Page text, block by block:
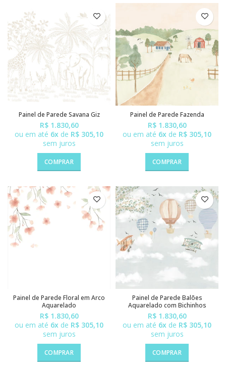
Painel de Parede Savana Giz
R$ 1.830,60
ou em até 6x de R$ 305,10
sem juros
COMPRAR
Painel de Parede Fazenda
R$ 1.830,60
ou em até 6x de R$ 305,10
sem juros
COMPRAR
Painel de Parede Floral em Arco
Aquarelado
R$ 1.830,60
ou em até 6x de R$ 305,10
sem juros
COMPRAR
Painel de Parede Balões
Aquarelado com Bichinhos
R$ 1.830,60
ou em até 6x de R$ 305,10
sem juros
COMPRAR